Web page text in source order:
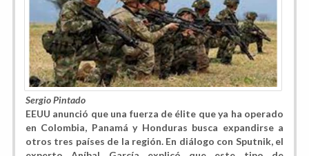
Sergio Pintado
EEUU anunció que una fuerza de élite que ya ha operado
en Colombia, Panamá y Honduras busca expandirse a
otros tres países de la región. En diálogo con Sputnik, el